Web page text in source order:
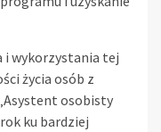
i wykorzystania tej
życia osób z
osobisty
ku bardziej